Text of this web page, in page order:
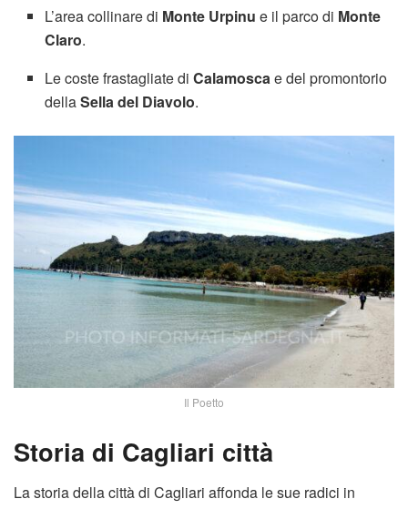
L’area collinare di Monte Urpinu e il parco di Monte
Claro.
Le coste frastagliate diCalamoscae del promontorio
dellaSella del Diavolo.
Il Poetto
Storia di Cagliari città
La storia della città di Cagliari affonda le sue radici in